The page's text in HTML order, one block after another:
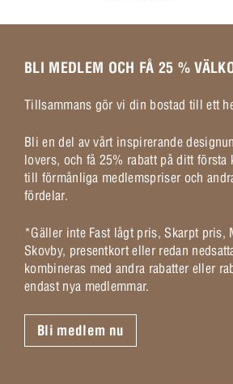
BLI MEDLEM OCH FÅ 25 %
Tillsammans gör vi din bostad till ett
Bli en del av vårt inspirerande
lovers, och få 25% rabatt på ditt
till förmånliga medlemspriser och
fördelar.
*Gäller inte Fast lågt pris, Skarpt pris,
Skovby, presentkort eller redan
kombineras med andra rabatter eller
endast nya medlemmar.
Bli medlem nu